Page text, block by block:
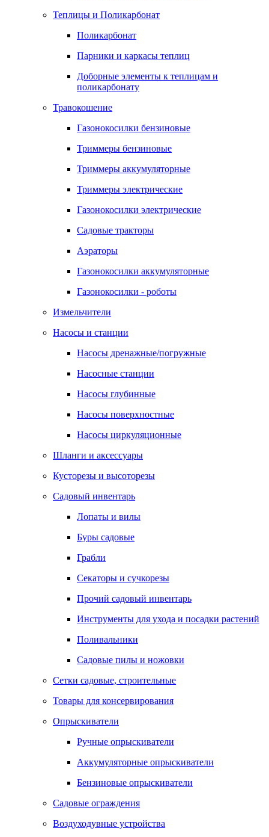
Теплицы и Поликарбонат
Поликарбонат
Парники и каркасы теплиц
Доборные элементы к теплицам и
поликарбонату
Травокошение
Газонокосилки бензиновые
Триммеры бензиновые
Триммеры аккумуляторные
Триммеры электрические
Газонокосилки электрические
Садовые тракторы
Аэраторы
Газонокосилки аккумуляторные
Газонокосилки - роботы
Измельчители
Насосы и станции
Насосы дренажные/погружные
Насосные станции
Насосы глубинные
Насосы поверхностные
Насосы циркуляционные
Шланги и аксессуары
Кусторезы и высоторезы
Садовый инвентарь
Лопаты и вилы
Буры садовые
Грабли
Секаторы и сучкорезы
Прочий садовый инвентарь
Инструменты для ухода и посадки растений
Поливальники
Садовые пилы и ножовки
Сетки садовые, строительные
Товары для консервирования
Опрыскиватели
Ручные опрыскиватели
Аккумуляторные опрыскиватели
Бензиновые опрыскиватели
Садовые ограждения
Воздуходувные устройства